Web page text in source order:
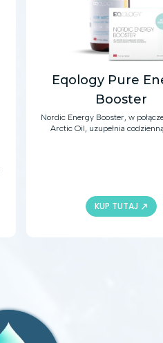
Eqology Pure
Booster
Nordic Energy Booster, w
Arctic Oil, uzupełnia
sercowo-naczyniowego i więcej
zdrowia.
KUP TUTAJ